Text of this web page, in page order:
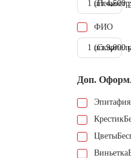
1 шт.4.500
ФИО
1 шт.9.000
Доп.
Эпитафия
Крестик
Цветы
Виньетка